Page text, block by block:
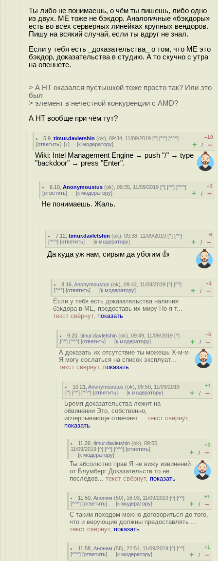
Ты либо не понимаешь, о чём ты пишешь, либо одно
из двух. ME тоже не бэкдор. Аналогичные «бэкдоры»
есть во всех серверных линейках крупных вендоров.
Пишу на всякий случай, если ты вдруг не знал.
Если у тебя есть _доказательства_ о том, что ME это
бэкдор, доказательства в студию. А то скучно с утра
на опеннете.
> А HT оказался пустышкой тоже просто так? Или это
был
> элемент в нечестной конкуренции с AMD?
А HT вообще при чём тут?
5.9 ,timur.davletshin (ok), 09:34, 11/09/2019 [^] [^^] [^^^]
[ответить] [↓] [к модератору]
–10
+ / –
Wiki: Intel Management Engine → push "/" → type
"backdoor" → press "Enter".
6.10 ,Anonymoustus (ok), 09:35, 11/09/2019 [^] [^^] [^^^]
[ответить] [к модератору]
–1
+ / –
Не понимаешь. Жаль.
7.12 ,timur.davletshin (ok), 09:38, 11/09/2019 [^] [^^]
[^^^] [ответить] [к модератору]
–6
+ / –
Да куда уж нам, сирым да убогим 👍
8.16 ,Anonymoustus (ok), 09:42, 11/09/2019 [^] [^^]
[^^^] [ответить] [к модератору]
–1
+ / –
Если у тебя есть доказательства наличия
бэкдора в ME, предоставь их миру Но я т...
текст свёрнут, показать
9.20 ,timur.davletshin (ok), 09:49, 11/09/2019 [^]
[^^] [^^^] [ответить] [к модератору]
–5
+ / –
А доказать их отсутствие ты можешь Х-м-м
Я могу сослаться на список эксплуат...
текст свёрнут, показать
10.21 ,Anonymoustus (ok), 09:50, 11/09/2019
[^] [^^] [^^^] [ответить] [к модератору]
+1
+ / –
Бремя доказательства лежит на
обвинении Это, собственно,
исчерпывающе отвечает ... текст свёрнут,
показать
11.26 ,timur.davletshin (ok), 09:55,
11/09/2019 [^] [^^] [^^^] [ответить]
[к модератору]
+3
+ / –
Ты абсолютно прав Я не вижу извинений
от Блумберг Доказательств то не
последов... текст свёрнут, показать
11.50 ,Аноним (50), 16:03, 11/09/2019 [^] [^^]
[^^^] [ответить] [к модератору]
+1
+ / –
С таким походом можно договориться до того,
что и верующие должны предоставлять ...
текст свёрнут, показать
11.58 ,Аноним (58), 22:54, 11/09/2019 [^] [^^]
[^^^] [ответить] [к модератору]
+1
+ / –